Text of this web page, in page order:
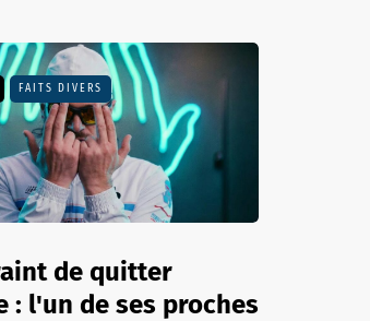
FAITS DIVERS
de quitter
: l'un de ses proches